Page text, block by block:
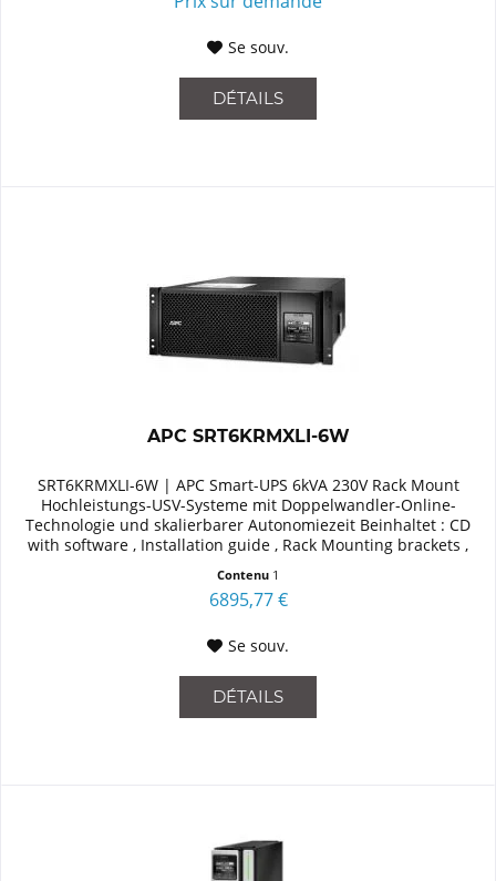
Se souv.
DÉTAILS
APC SRT6KRMXLI-6W
SRT6KRMXLI-6W | APC Smart-UPS 6kVA 230V Rack Mount
Hochleistungs-USV-Systeme mit Doppelwandler-Online-
Technologie und skalierbarer Autonomiezeit Beinhaltet : CD
with software , Installation guide , Rack Mounting brackets ,
Contenu 1
6895,77 €
Se souv.
DÉTAILS